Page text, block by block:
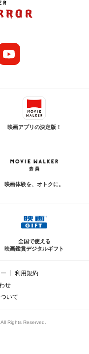
映画アプリの決定版！
映画体験を、オトクに。
全国で使える
映画鑑賞デジタルギフト
利用規約
せ
いて
Rights Reserved.